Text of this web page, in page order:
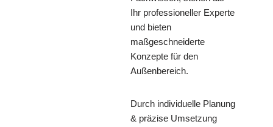
Ihr professioneller Experte
und bieten
maßgeschneiderte
Konzepte für den
Außenbereich.
Durch individuelle Planung
& präzise Umsetzung